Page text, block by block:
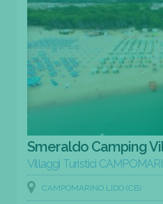
Smeraldo Camping
Villaggi Turistici
CAMPOMARINO LIDO (CB)